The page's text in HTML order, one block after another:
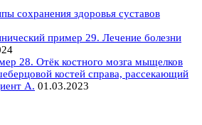
сохранения здоровья суставов
пример 29. Лечение болезни
28. Отёк костного мозга мыщелков
костей справа, рассекающий
А. 01.03.2023